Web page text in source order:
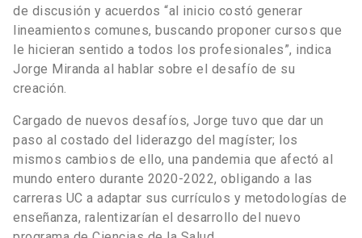
de discusión y acuerdos “al inicio costó generar
lineamientos comunes, buscando proponer cursos que
le hicieran sentido a todos los profesionales”, indica
Jorge Miranda al hablar sobre el desafío de su
creación.
Cargado de nuevos desafíos, Jorge tuvo que dar un
paso al costado del liderazgo del magíster; los
mismos cambios de ello, una pandemia que afectó al
mundo entero durante 2020-2022, obligando a las
carreras UC a adaptar sus currículos y metodologías de
enseñanza, ralentizarían el desarrollo del nuevo